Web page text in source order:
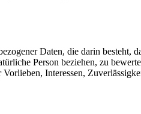
Daten, die darin besteht,
Person beziehen, zu
Interessen,